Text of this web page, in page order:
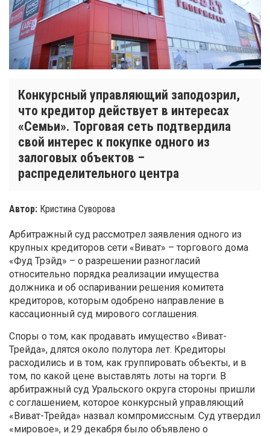
Конкурсный управляющий заподозрил,
что кредитор действует в интересах
«Семьи». Торговая сеть подтвердила
свой интерес к покупке одного из
залоговых объектов –
распределительного центра
Автор: Кристина Суворова
Арбитражный суд рассмотрел заявления одного из
крупных кредиторов сети «Виват» – торгового дома
«Фуд Трэйд» – о разрешении разногласий
относительно порядка реализации имущества
должника и об оспаривании решения комитета
кредиторов, которым одобрено направление в
кассационный суд мирового соглашения.
Споры о том, как продавать имущество «Виват-
Трейда», длятся около полутора лет. Кредиторы
расходились и в том, как группировать объекты, и в
том, по какой цене выставлять лоты на торги. В
арбитражный суд Уральского округа стороны пришли
с соглашением, которое конкурсный управляющий
«Виват-Трейда» назвал компромиссным. Суд утвердил
«мировое», и 29 декабря было объявлено о